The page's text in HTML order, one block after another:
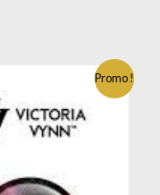
Promo !